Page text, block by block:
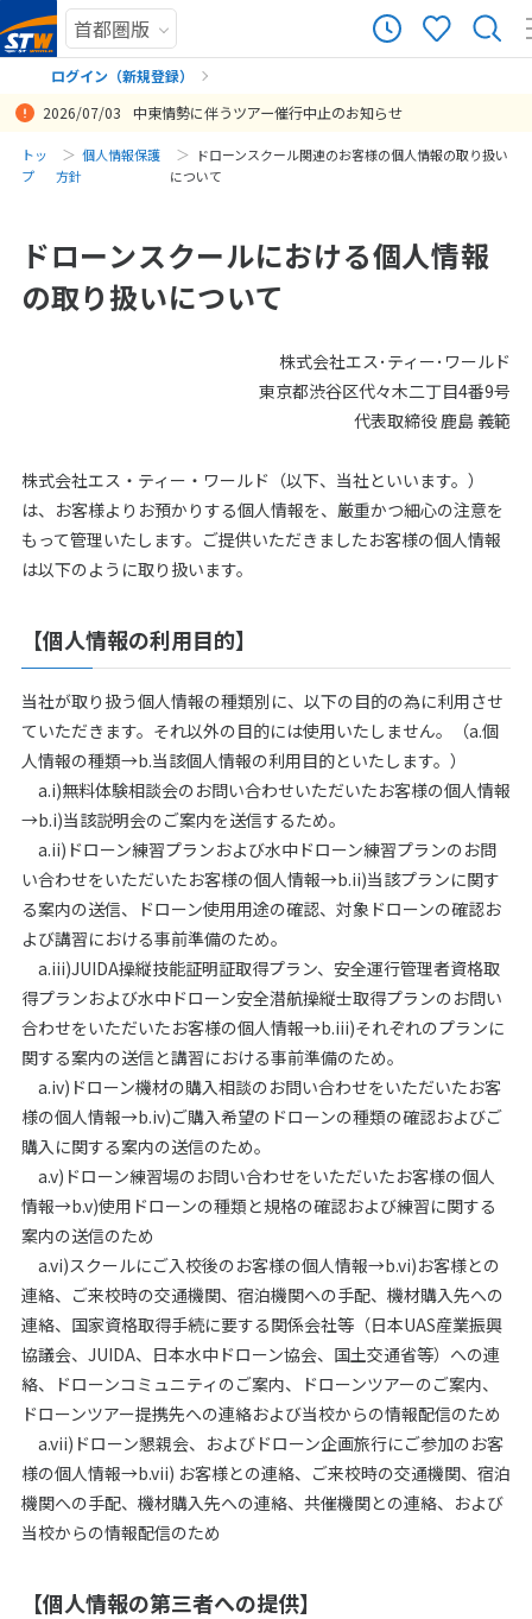
ログイン（新規登録）
まだ履歴がありません
2026/07/03 中東情勢に伴うツアー催行中止のお知らせ
トッ
プ
個人情報保護
方針
ドローンスクール関連のお客様の個人情報の取り扱い
について
ドローンスクールにおける個人情報
の取り扱いについて
株式会社エス･ティー･ワールド
東京都渋谷区代々木二丁目4番9号
代表取締役 鹿島 義範
株式会社エス・ティー・ワールド（以下、当社といいます。）
は、お客様よりお預かりする個人情報を、厳重かつ細心の注意を
もって管理いたします。ご提供いただきましたお客様の個人情報
は以下のように取り扱います。
【個人情報の利用目的】
当社が取り扱う個人情報の種類別に、以下の目的の為に利用させ
ていただきます。それ以外の目的には使用いたしません。（a.個
人情報の種類→b.当該個人情報の利用目的といたします。）
a.i)無料体験相談会のお問い合わせいただいたお客様の個人情報
→b.i)当該説明会のご案内を送信するため。
a.ii)ドローン練習プランおよび水中ドローン練習プランのお問
い合わせをいただいたお客様の個人情報→b.ii)当該プランに関す
る案内の送信、ドローン使用用途の確認、対象ドローンの確認お
よび講習における事前準備のため。
a.iii)JUIDA操縦技能証明証取得プラン、安全運行管理者資格取
得プランおよび水中ドローン安全潜航操縦士取得プランのお問い
合わせをいただいたお客様の個人情報→b.iii)それぞれのプランに
関する案内の送信と講習における事前準備のため。
a.iv)ドローン機材の購入相談のお問い合わせをいただいたお客
様の個人情報→b.iv)ご購入希望のドローンの種類の確認およびご
購入に関する案内の送信のため。
a.v)ドローン練習場のお問い合わせをいただいたお客様の個人
情報→b.v)使用ドローンの種類と規格の確認および練習に関する
案内の送信のため
a.vi)スクールにご入校後のお客様の個人情報→b.vi)お客様との
連絡、ご来校時の交通機関、宿泊機関への手配、機材購入先への
連絡、国家資格取得手続に要する関係会社等（日本UAS産業振興
協議会、JUIDA、日本水中ドローン協会、国土交通省等）への連
絡、ドローンコミュニティのご案内、ドローンツアーのご案内、
ドローンツアー提携先への連絡および当校からの情報配信のため
a.vii)ドローン懇親会、およびドローン企画旅行にご参加のお客
様の個人情報→b.vii) お客様との連絡、ご来校時の交通機関、宿泊
機関への手配、機材購入先への連絡、共催機関との連絡、および
当校からの情報配信のため
【個人情報の第三者への提供】